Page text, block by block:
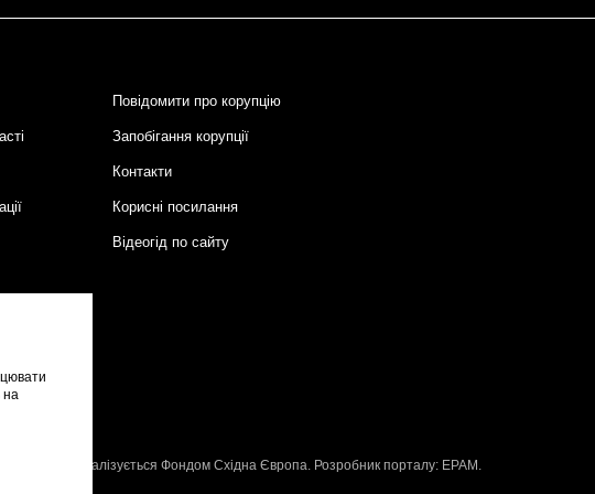
Повідомити про корупцію
Запобігання корупції
Контакти
Корисні посилання
Відеогід по сайту
, що реалізується Фондом Східна Європа. Розробник порталу: EPAM .
на